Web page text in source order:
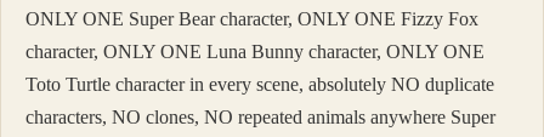
ONLY ONE Super Bear character, ONLY ONE Fizzy Fox
character, ONLY ONE Luna Bunny character, ONLY ONE
Toto Turtle character in every scene, absolutely NO duplicate
characters, NO clones, NO repeated animals anywhere Super